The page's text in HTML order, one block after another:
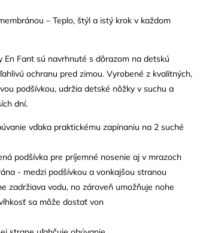
– Teplo, štýl a istý krok v každom
En Fant sú navrhnuté s dôrazom na detskú
ochranu pred zimou. Vyrobené z kvalitných,
podšívkou, udržia detské nôžky v suchu a
dní.
vďaka praktickému zapínaniu na 2 suché
podšívka pre príjemné nosenie aj v mrazoch
- medzi podšívkou a vonkajšou stranou
zadržiava vodu, no zároveň umožňuje nohe
sa môže dostať von